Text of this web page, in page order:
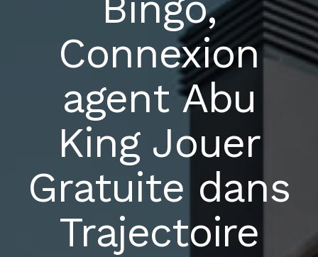
Connexion
agent Abu
King Jouer
Gratuite dans
Trajectoire